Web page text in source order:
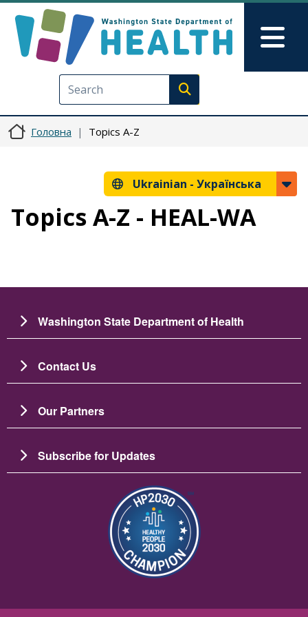
Execute search
Головна Topics A-Z
Ukrainian - Українська
Topics A-Z - HEAL-WA
Washington State Department of Health
Contact Us
Our Partners
Subscribe for Updates
Зображення